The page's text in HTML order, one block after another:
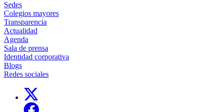
Sedes
Colegios mayores
Transparencia
Actualidad
Agenda
Sala de prensa
Identidad corporativa
Blogs
Redes sociales
Links, Opens in this window